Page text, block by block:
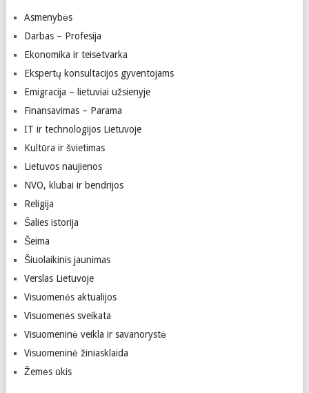
Asmenybės
Darbas – Profesija
Ekonomika ir teisėtvarka
Ekspertų konsultacijos gyventojams
Emigracija – lietuviai užsienyje
Finansavimas – Parama
IT ir technologijos Lietuvoje
Kultūra ir švietimas
Lietuvos naujienos
NVO, klubai ir bendrijos
Religija
Šalies istorija
Šeima
Šiuolaikinis jaunimas
Verslas Lietuvoje
Visuomenės aktualijos
Visuomenės sveikata
Visuomeninė veikla ir savanorystė
Visuomeninė žiniasklaida
Žemės ūkis